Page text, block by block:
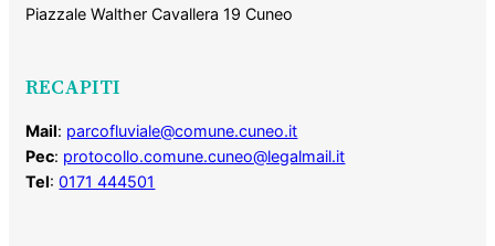
Piazzale Walther Cavallera 19 Cuneo
RECAPITI
Mail: parcofluviale@comune.cuneo.it
Pec: protocollo.comune.cuneo@legalmail.it
Tel:0171 444501